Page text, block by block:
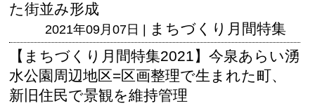
た街並み形成
2021年09月07日 |
まちづくり月間特集
【まちづくり月間特集2021】今泉あらい湧
水公園周辺地区=区画整理で生まれた町、
新旧住民で景観を維持管理